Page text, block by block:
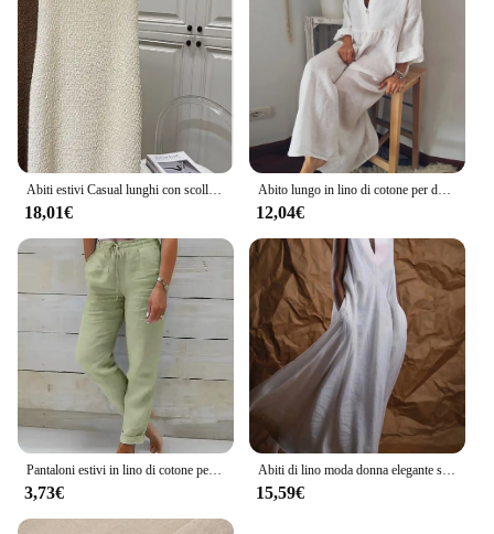
18,01€
Abito lungo in lino di cotone per donna 2023 estate colore puro Casual camicia a maniche corte abito da spiaggia abbigliamento femminile Y2K Vestido Robe
12,04€
Pantaloni estivi in lino di cotone per donna Pantaloni casual elastici a vita alta Streetwear Abiti femminili solidi 2024 Pantaloni a matita larghi
3,73€
Abiti di lino moda donna elegante semplice scollo a V profondo senza maniche in lino Flowy Maxi Dress abiti lunghi Casual Streetwear
15,59€